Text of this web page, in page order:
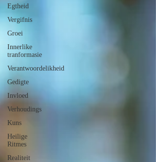
Egtheid
Vergifnis
Groei
Innerlike
tranformasie
Verantwoordelikheid
Gedigte
Invloed
Verhoudings
Kuns
Heilige
Ritmes
Realiteit